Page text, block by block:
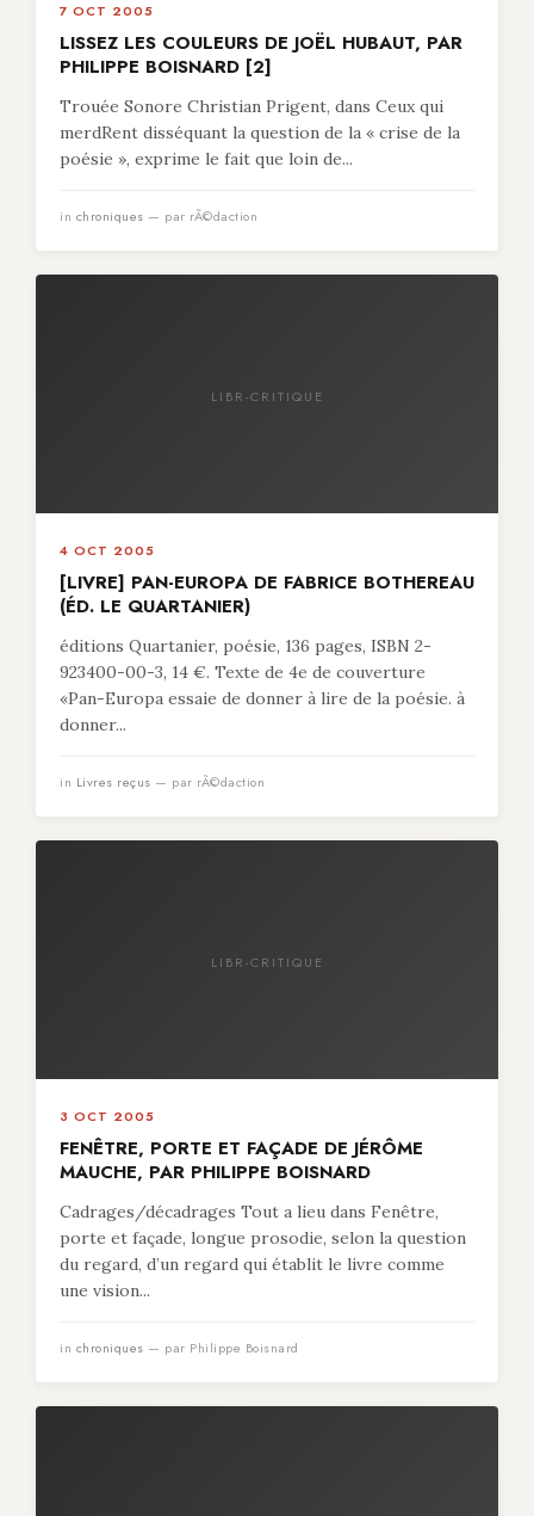
7 OCT 2005
LISSEZ LES COULEURS DE JOËL HUBAUT, PAR
PHILIPPE BOISNARD [2]
Trouée Sonore Christian Prigent, dans Ceux qui
merdRent disséquant la question de la « crise de la
poésie », exprime le fait que loin de...
in chroniques — par rÃ©daction
LIBR-CRITIQUE
4 OCT 2005
[LIVRE] PAN-EUROPA DE FABRICE BOTHEREAU
(ÉD. LE QUARTANIER)
éditions Quartanier, poésie, 136 pages, ISBN 2-
923400-00-3, 14 €. Texte de 4e de couverture
«Pan-Europa essaie de donner à lire de la poésie. à
donner...
in Livres reçus — par rÃ©daction
LIBR-CRITIQUE
3 OCT 2005
FENÊTRE, PORTE ET FAÇADE DE JÉRÔME
MAUCHE, PAR PHILIPPE BOISNARD
Cadrages/décadrages Tout a lieu dans Fenêtre,
porte et façade, longue prosodie, selon la question
du regard, d’un regard qui établit le livre comme
une vision...
in chroniques — par Philippe Boisnard